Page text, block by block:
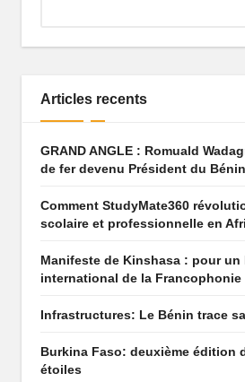
q
ai
Articles recents
GRAND ANGLE : Romuald
de fer devenu Président du Bénin
Comment StudyMate360
scolaire et professionnelle en
Manifeste de Kinshasa : pour
international de la Francophonie
Infrastructures: Le Bénin trace
Burkina Faso: deuxième édition
étoiles